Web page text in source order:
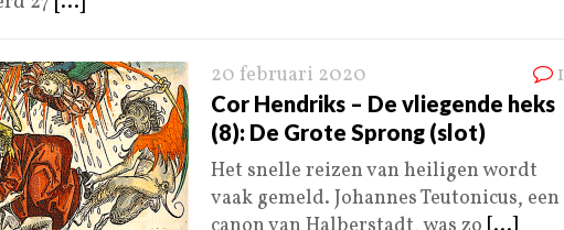
20 februari 2020 1
Cor Hendriks – De vliegende heks
(8): De Grote Sprong (slot)
Het snelle reizen van heiligen wordt
vaak gemeld. Johannes Teutonicus, een